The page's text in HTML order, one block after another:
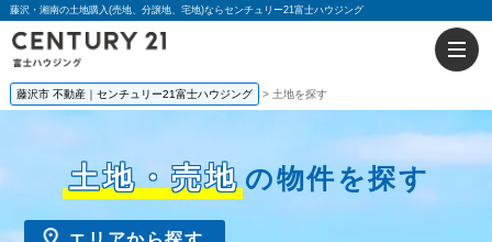
藤沢・湘南の土地購入(売地、分譲地、宅地)ならセンチュリー21富士ハウジング
藤沢市 不動産｜センチュリー21富士ハウジング 土地を探す
土地・売地 の物件を探す